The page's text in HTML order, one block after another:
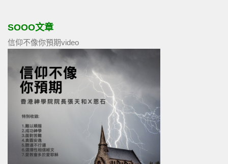
SOOO文章
信仰不像你預期video